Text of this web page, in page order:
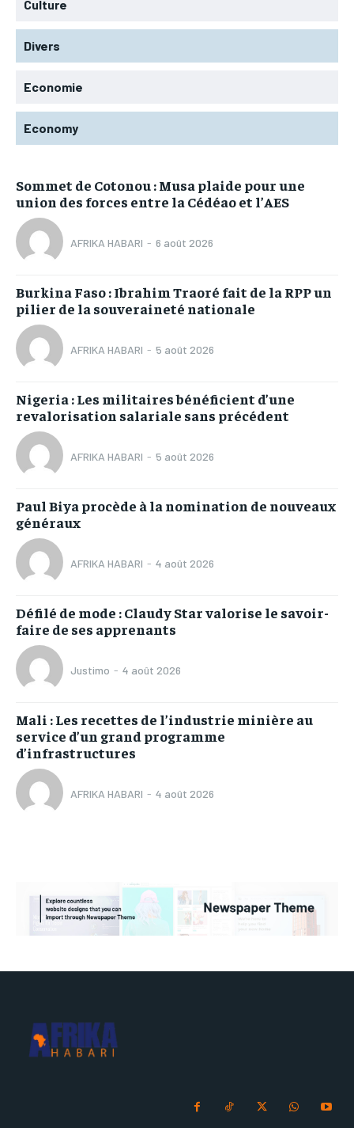
Culture
Divers
Economie
Economy
Sommet de Cotonou : Musa plaide pour une
union des forces entre la Cédéao et l’AES
AFRIKA HABARI - 6 août 2026
Burkina Faso : Ibrahim Traoré fait de la RPP un
pilier de la souveraineté nationale
AFRIKA HABARI - 5 août 2026
Nigeria : Les militaires bénéficient d’une
revalorisation salariale sans précédent
AFRIKA HABARI - 5 août 2026
Paul Biya procède à la nomination de nouveaux
généraux
AFRIKA HABARI - 4 août 2026
Défilé de mode : Claudy Star valorise le savoir-
faire de ses apprenants
Justimo - 4 août 2026
Mali : Les recettes de l’industrie minière au
service d’un grand programme
d’infrastructures
AFRIKA HABARI - 4 août 2026